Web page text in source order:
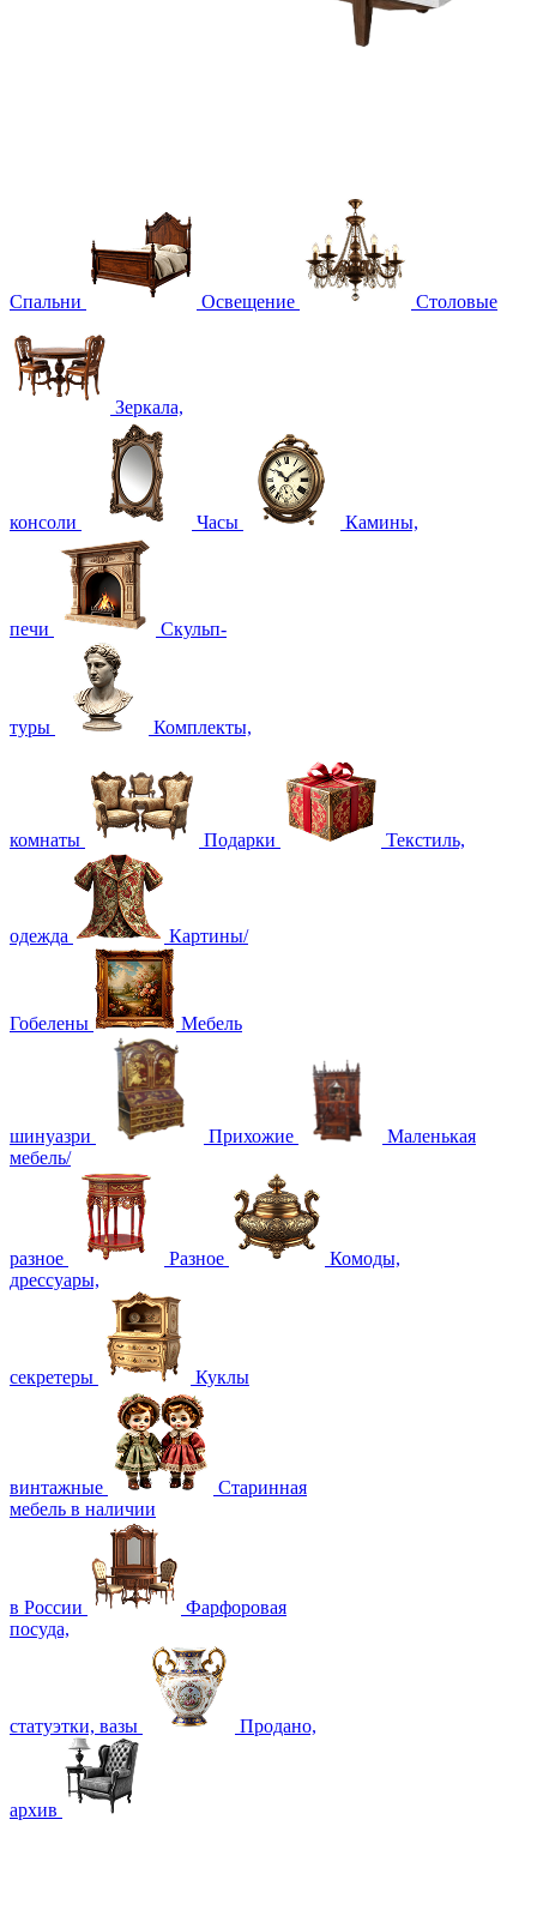
Спальни Освещение Столовые
Зеркала,
консоли Часы Камины,
печи Скульп-
туры Комплекты,
комнаты Подарки Текстиль,
одежда Картины/
Гобелены Мебель
шинуазри Прихожие
Маленькая
мебель/
разное Разное
Комоды,
дрессуары,
секретеры Куклы
винтажные
Старинная
мебель в наличии
в России
Фарфоровая
посуда,
статуэтки, вазы Продано,
архив